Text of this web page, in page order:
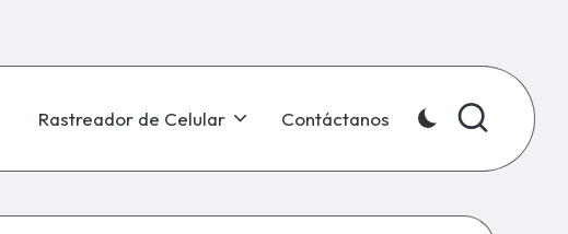
Rastreador de Celular Contáctanos